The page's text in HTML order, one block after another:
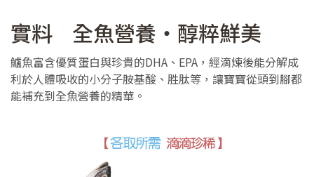
實料 全魚營養‧醇粹鮮美
鱸魚富含優質蛋白與珍貴的DHA、EPA，經滴煉後能分解成
利於人體吸收的小分子胺基酸、胜肽等，讓寶寶從頭到腳都
能補充到全魚營養的精華。